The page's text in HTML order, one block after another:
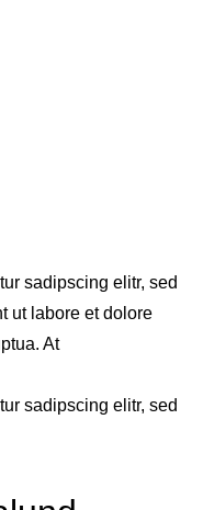
sadipscing elitr, sed
ut labore et dolore
At
sadipscing elitr, sed